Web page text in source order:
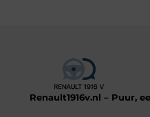
Renault1916v.nl – Puur,